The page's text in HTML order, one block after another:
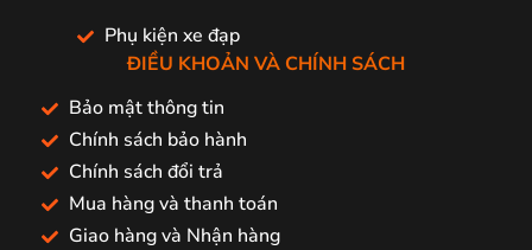
Phụ kiện xe đạp
ĐIỀU KHOẢN VÀ CHÍNH SÁCH
Bảo mật thông tin
Chính sách bảo hành
Chính sách đổi trả
Mua hàng và thanh toán
Giao hàng và Nhận hàng